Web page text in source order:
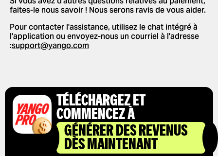
faites-le nous savoir ! Nous serons ravis de vous aider.
Pour contacter l'assistance, utilisez le chat intégré à
l'application ou envoyez-nous un courriel à l'adresse
:support@yango.com
TÉLÉCHARGEZ ET
COMMENCEZ À
GÉNÉRER DES REVENUS
DÈS MAINTENANT